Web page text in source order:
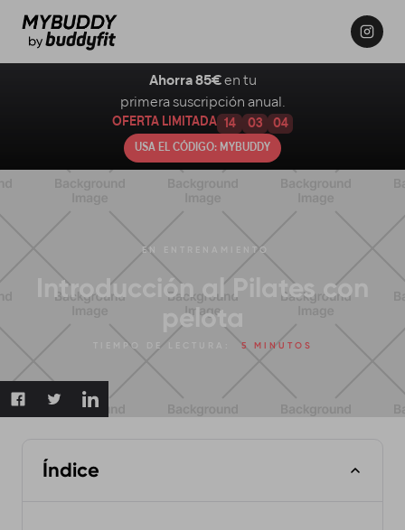
EN ENTRENAMIENTO
Introducción al Pilates con
pelota
TIEMPO DE LECTURA: 5 MINUTOS
Índice
Ahorra 85€ en tu
primera suscripción anual.
OFERTA LIMITADA 14 03 03
USA EL CÓDIGO: MYBUDDY